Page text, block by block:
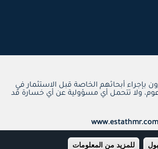
أبحاثهم الخاصة قبل الاستثمار في
ولا تتحمل أي مسؤولية عن أي خسارة قد
www.estathmr.com
للمزيد من المعلومات